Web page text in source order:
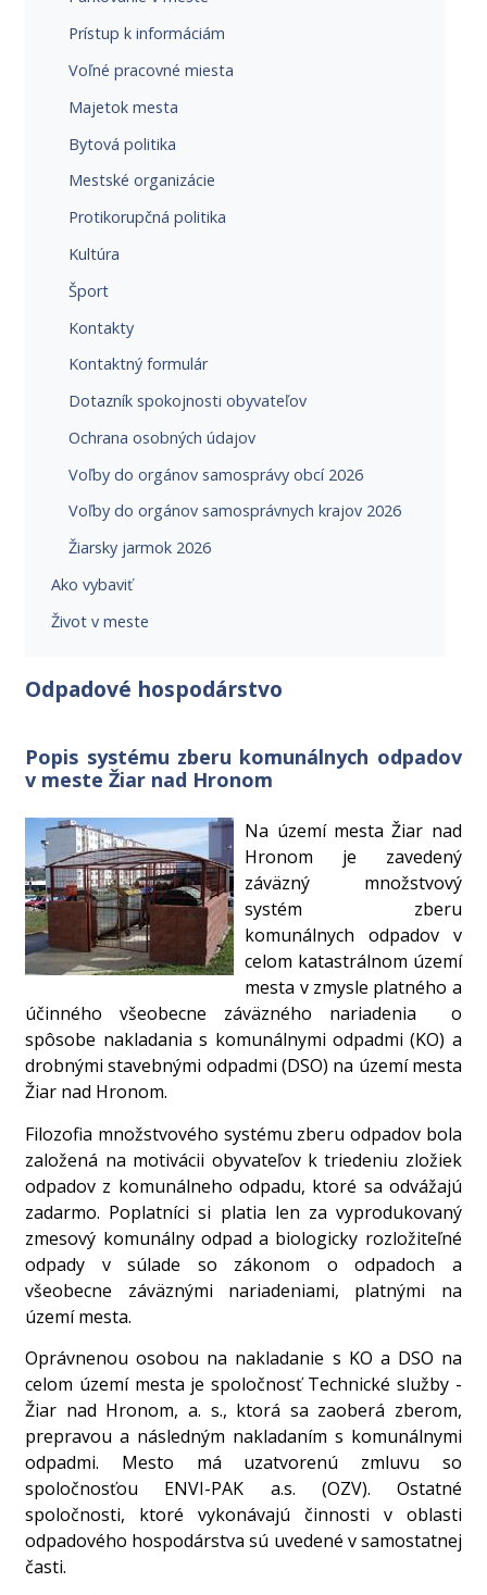
Prístup k informáciám
Voľné pracovné miesta
Majetok mesta
Bytová politika
Mestské organizácie
Protikorupčná politika
Kultúra
Šport
Kontakty
Kontaktný formulár
Dotazník spokojnosti obyvateľov
Ochrana osobných údajov
Voľby do orgánov samosprávy obcí 2026
Voľby do orgánov samosprávnych krajov 2026
Žiarsky jarmok 2026
Ako vybaviť
Život v meste
Odpadové hospodárstvo
Popis systému zberu komunálnych odpadov
v meste Žiar nad Hronom
Na území mesta Žiar nad
Hronom je zavedený
záväzný množstvový
systém zberu
komunálnych odpadov v
celom katastrálnom území
mesta v zmysle platného a
účinného všeobecne záväzného nariadenia o
spôsobe nakladania s komunálnymi odpadmi (KO) a
drobnými stavebnými odpadmi (DSO) na území mesta
Žiar nad Hronom.
Filozofia množstvového systému zberu odpadov bola
založená na motivácii obyvateľov k triedeniu zložiek
odpadov z komunálneho odpadu, ktoré sa odvážajú
zadarmo. Poplatníci si platia len za vyprodukovaný
zmesový komunálny odpad a biologicky rozložiteľné
odpady v súlade so zákonom o odpadoch a
všeobecne záväznými nariadeniami, platnými na
území mesta.
Oprávnenou osobou na nakladanie s KO a DSO na
celom území mesta je spoločnosť Technické služby -
Žiar nad Hronom, a. s., ktorá sa zaoberá zberom,
prepravou a následným nakladaním s komunálnymi
odpadmi. Mesto má uzatvorenú zmluvu so
spoločnosťou ENVI-PAK a.s. (OZV). Ostatné
spoločnosti, ktoré vykonávajú činnosti v oblasti
odpadového hospodárstva sú uvedené v samostatnej
časti.